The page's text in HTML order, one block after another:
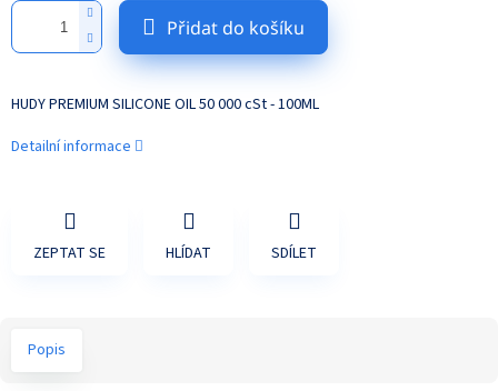
Přidat do košíku
HUDY PREMIUM SILICONE OIL 50 000 cSt - 100ML
Detailní informace
ZEPTAT SE HLÍDAT SDÍLET
Popis